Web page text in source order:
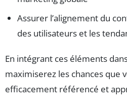
Assurer l’alignement du
des utilisateurs et les
En intégrant ces éléments
maximiserez les chances que
efficacement référencé et